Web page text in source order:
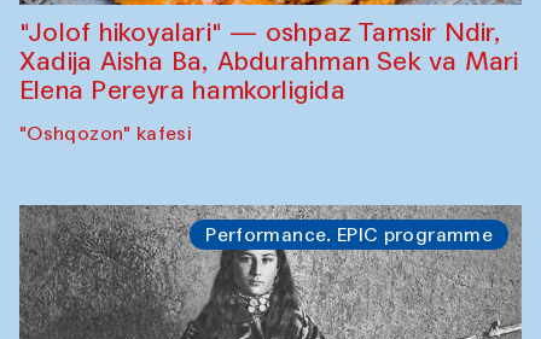
"Jolof hikoyalari" — oshpaz Tamsir Ndir,
Xadija Aisha Ba, Abdurahman Sek va Mari
Elena Pereyra hamkorligida
"Oshqozon" kafesi
Performance. EPIC programme